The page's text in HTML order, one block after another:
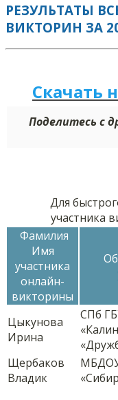
РЕЗУЛЬТАТЫ
ВИКТОРИН ЗА
Скачать
Поделитесь с
Для
участника
Фамилия
Имя
участника
онлайн-
викторины
Цыкунова
Ирина
СПб
Щербаков
Владик
МБДОУ